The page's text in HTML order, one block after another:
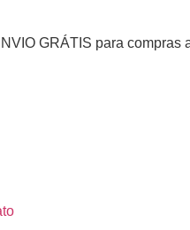
GRÁTIS para compras